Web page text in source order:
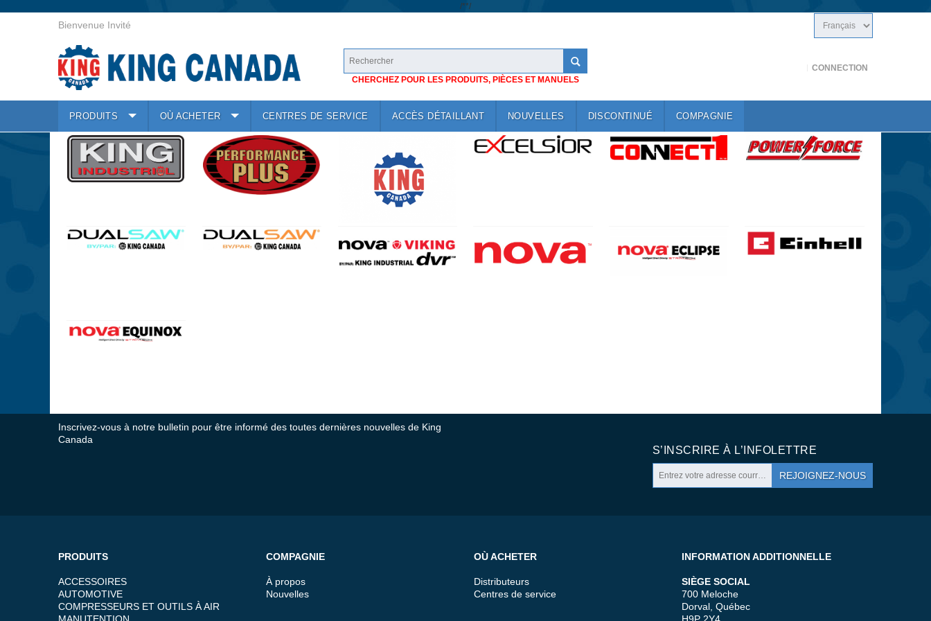
/**/
Bienvenue Invité
CHERCHEZ POUR LES PRODUITS, PIÈCES ET MANUELS
CONNECTION
PRODUITS OÙ ACHETER CENTRES DE SERVICE ACCÈS DÉTAILLANT NOUVELLES DISCONTINUÉ COMPAGNIE
Inscrivez-vous à notre bulletin pour être informé des toutes dernières nouvelles de King
Canada
S’INSCRIRE À L’INFOLETTRE
REJOIGNEZ-NOUS
PRODUITS
ACCESSOIRES
AUTOMOTIVE
COMPRESSEURS ET OUTILS À AIR
COMPAGNIE
À propos
Nouvelles
OÙ ACHETER
Distributeurs
Centres de service
INFORMATION ADDITIONNELLE
SIÈGE SOCIAL
700 Meloche
Dorval, Québec